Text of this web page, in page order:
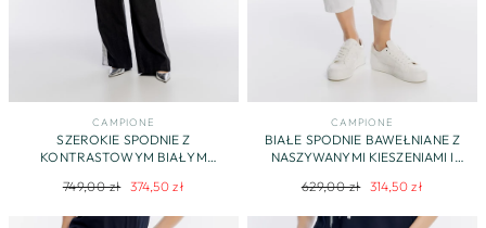
CAMPIONE
SZEROKIE SPODNIE Z
KONTRASTOWYM BIAŁYM
Regularna
749,00 zł
Cena
374,50 zł
CAMPIONE
BIAŁE SPODNIE BAWEŁNIANE Z
NASZYWANYMI KIESZENIAMI I
Regularna
629,00 zł
Cena
314,50 zł